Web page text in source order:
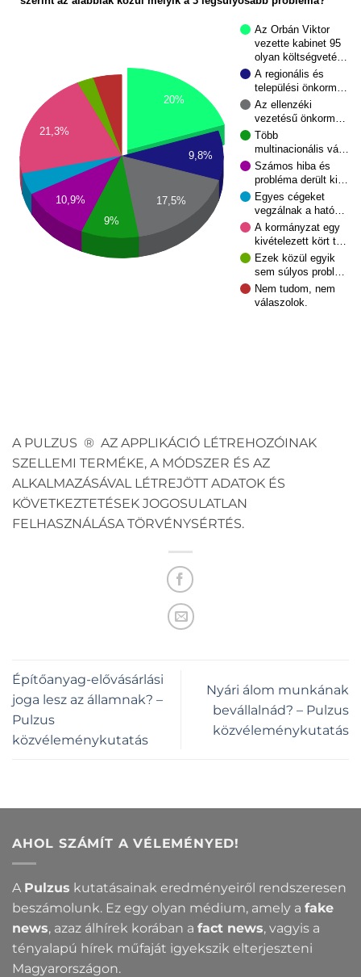
Az Orbán Viktor
vezette kabinet 95
olyan költségveté…
A regionális és
települési önkorm…
Az ellenzéki
vezetésű önkorm…
Több
multinacionális vá…
Számos hiba és
probléma derült ki…
Egyes cégeket
vegzálnak a ható…
A kormányzat egy
kivételezett kört t…
Ezek közül egyik
sem súlyos probl…
Nem tudom, nem
válaszolok.
20%
9,8%
17,5%
21,3%
10,9%
9%
A PULZUS ® AZ APPLIKÁCIÓ LÉTREHOZÓINAK
SZELLEMI TERMÉKE, A MÓDSZER ÉS AZ
ALKALMAZÁSÁVAL LÉTREJÖTT ADATOK ÉS
KÖVETKEZTETÉSEK JOGOSULATLAN
FELHASZNÁLÁSA TÖRVÉNYSÉRTÉS.
Építőanyag-elővásárlási
joga lesz az államnak? –
Pulzus
közvéleménykutatás
Nyári álom munkának
bevállalnád? – Pulzus
közvéleménykutatás
AHOL SZÁMÍT A VÉLEMÉNYED!
A Pulzus kutatásainak eredményeiről rendszeresen
beszámolunk. Ez egy olyan médium, amely a fake
news, azaz álhírek korában a fact news, vagyis a
tényalapú hírek műfaját igyekszik elterjeszteni
Magyarországon.